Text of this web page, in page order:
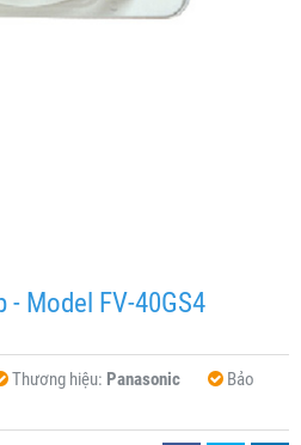
Model FV-40GS4
Thương hiệu: Panasonic
Bảo